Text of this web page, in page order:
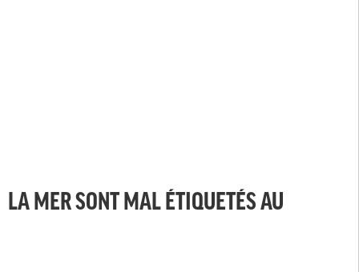
LA MER SONT MAL ÉTIQUETÉS AU